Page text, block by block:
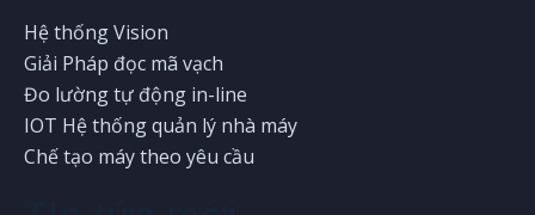
Hệ thống Vision
Giải Pháp đọc mã vạch
Đo lường tự động in-line
IOT Hệ thống quản lý nhà máy
Chế tạo máy theo yêu cầu